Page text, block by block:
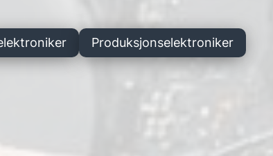
Produksjonselektroniker